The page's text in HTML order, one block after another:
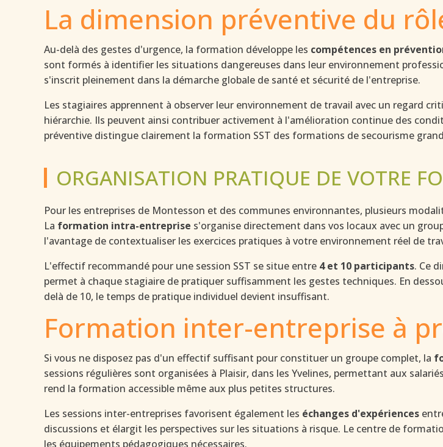
La dimension préventive du
Au-delà des gestes d'urgence, la formation développe les compétences en
sont formés à identifier les situations dangereuses dans leur environnement
s'inscrit pleinement dans la démarche globale de santé et sécurité de l'entreprise.
Les stagiaires apprennent à observer leur environnement de travail avec un regard
hiérarchie. Ils peuvent ainsi contribuer activement à l'amélioration continue des
préventive distingue clairement la formation SST des formations de secourisme
ORGANISATION PRATIQUE DE VOTRE
Pour les entreprises de Montesson et des communes environnantes, plusieurs
La formation intra-entreprise s'organise directement dans vos locaux avec un
l'avantage de contextualiser les exercices pratiques à votre environnement réel de
L'effectif recommandé pour une session SST se situe entre 4 et 10 participants. Ce
permet à chaque stagiaire de pratiquer suffisamment les gestes techniques. En
delà de 10, le temps de pratique individuel devient insuffisant.
Formation inter-entreprise à
Si vous ne disposez pas d'un effectif suffisant pour constituer un groupe complet, la
sessions régulières sont organisées à Plaisir, dans les Yvelines, permettant aux
rend la formation accessible même aux plus petites structures.
Les sessions inter-entreprises favorisent également les échanges d'expériences
discussions et élargit les perspectives sur les situations à risque. Le centre de
les équipements pédagogiques nécessaires.